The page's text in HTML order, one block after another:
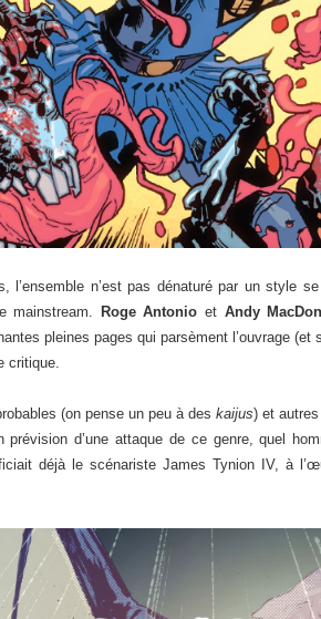
n’est pas dénaturé par un style
mainstream.
Roge Antonio et Andy
pleines pages qui parsèment l’ouvrage
critique.
(on pense un peu à deskaijus) et
d’une attaque de ce genre, quel
déjà le scénariste James Tynion IV, à